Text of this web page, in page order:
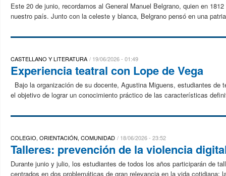
Este 20 de junio, recordamos al General Manuel Belgrano, quien en
nuestro país. Junto con la celeste y blanca, Belgrano pensó en una
CASTELLANO Y LITERATURA 19/06/2026 - 01:49
Experiencia teatral con Lope de Vega
Bajo la organización de su docente, Agustina Miguens, estudiantes
el objetivo de lograr un conocimiento práctico de las características
COLEGIO, ORIENTACIÓN, COMUNIDAD 18/06/2026 - 23:52
Talleres: prevención de la violencia
Durante junio y julio, los estudiantes de todos los años participarán de
centrados en dos problemáticas de gran relevancia en la vida cotidiana: